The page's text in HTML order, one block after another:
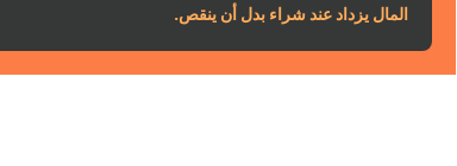
المال يزداد عند شراء بدل أن ينقص.